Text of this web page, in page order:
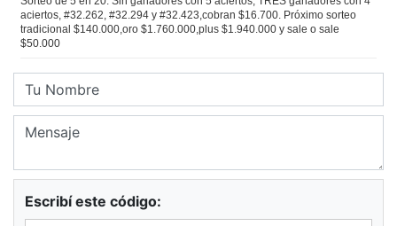
Escribí este código: